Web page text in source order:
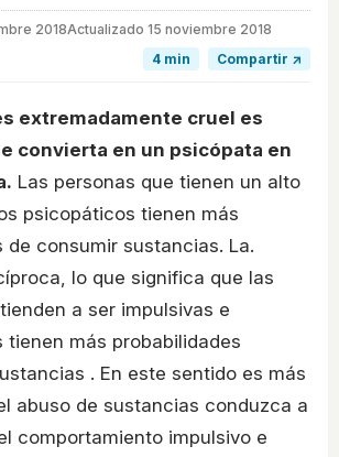
2018Actualizado 15 noviembre 2018
4 min
Compartir ↗
extremadamente cruel es
convierta en un psicópata en
Las personas que tienen un alto
psicopáticos tienen más
de consumir sustancias. La.
lo que significa que las
a ser impulsivas e
tienen más probabilidades
. En este sentido es más
abuso de sustancias conduzca a
comportamiento impulsivo e